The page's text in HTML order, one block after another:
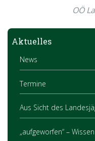
OÖ
Aktuelles
News
Termine
Aus Sicht des
„aufgeworfen“ –